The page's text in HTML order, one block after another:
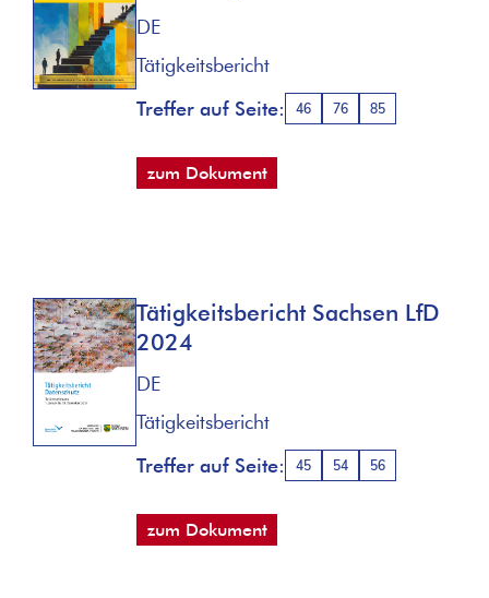
DE
Tätigkeitsbericht
Treffer auf Seite:
46 76 85
zum Dokument
Tätigkeitsbericht Sachsen LfD
2024
DE
Tätigkeitsbericht
Treffer auf Seite:
45 54 56
zum Dokument